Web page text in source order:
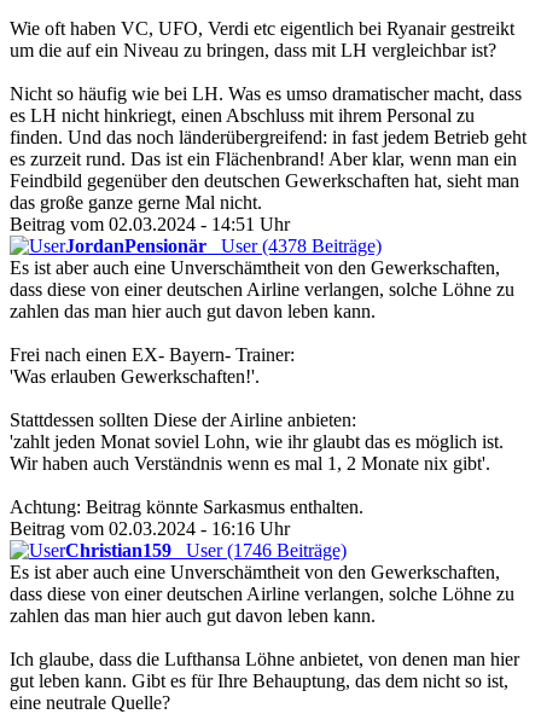
Wie oft haben VC, UFO, Verdi etc eigentlich bei Ryanair gestreikt
um die auf ein Niveau zu bringen, dass mit LH vergleichbar ist?
Nicht so häufig wie bei LH. Was es umso dramatischer macht, dass
es LH nicht hinkriegt, einen Abschluss mit ihrem Personal zu
finden. Und das noch länderübergreifend: in fast jedem Betrieb geht
es zurzeit rund. Das ist ein Flächenbrand! Aber klar, wenn man ein
Feindbild gegenüber den deutschen Gewerkschaften hat, sieht man
das große ganze gerne Mal nicht.
Beitrag vom 02.03.2024 - 14:51 Uhr
JordanPensionär
User (4378 Beiträge)
Es ist aber auch eine Unverschämtheit von den Gewerkschaften,
dass diese von einer deutschen Airline verlangen, solche Löhne zu
zahlen das man hier auch gut davon leben kann.
Frei nach einen EX- Bayern- Trainer:
'Was erlauben Gewerkschaften!'.
Stattdessen sollten Diese der Airline anbieten:
'zahlt jeden Monat soviel Lohn, wie ihr glaubt das es möglich ist.
Wir haben auch Verständnis wenn es mal 1, 2 Monate nix gibt'.
Achtung: Beitrag könnte Sarkasmus enthalten.
Beitrag vom 02.03.2024 - 16:16 Uhr
Christian159
User (1746 Beiträge)
Es ist aber auch eine Unverschämtheit von den Gewerkschaften,
dass diese von einer deutschen Airline verlangen, solche Löhne zu
zahlen das man hier auch gut davon leben kann.
Ich glaube, dass die Lufthansa Löhne anbietet, von denen man hier
gut leben kann. Gibt es für Ihre Behauptung, das dem nicht so ist,
eine neutrale Quelle?